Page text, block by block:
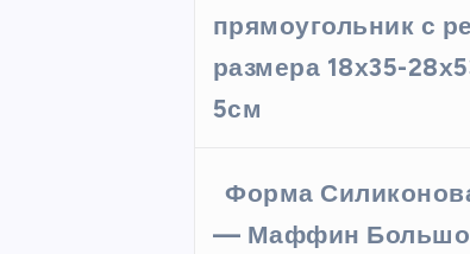
прямоугольник с
размера 18х35-
5см
Форма
— Маффин